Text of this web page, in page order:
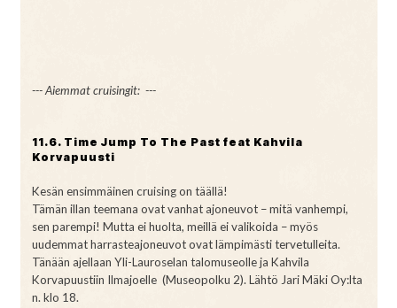
--- Aiemmat cruisingit: ---
11.6. Time Jump To The Past feat Kahvila
Korvapuusti
Kesän ensimmäinen cruising on täällä!
Tämän illan teemana ovat vanhat ajoneuvot – mitä vanhempi,
sen parempi! Mutta ei huolta, meillä ei valikoida – myös
uudemmat harrasteajoneuvot ovat lämpimästi tervetulleita.
Tänään ajellaan Yli-Lauroselan talomuseolle ja Kahvila
Korvapuustiin Ilmajoelle (Museopolku 2). Lähtö Jari Mäki Oy:lta
n. klo 18.